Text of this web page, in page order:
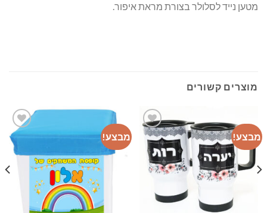
מטען נייד לסלולר בצורת מראת איפור.
מוצרים קשורים
מבצע!
רשימת
המשאלות
שלי
מבצע!
רשימת
המשאלות
שלי